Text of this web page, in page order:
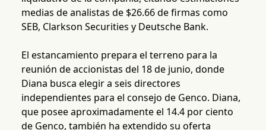
medias de analistas de $26.66 de firmas como
SEB, Clarkson Securities y Deutsche Bank.
El estancamiento prepara el terreno para la
reunión de accionistas del 18 de junio, donde
Diana busca elegir a seis directores
independientes para el consejo de Genco. Diana,
que posee aproximadamente el 14.4 por ciento
de Genco, también ha extendido su oferta